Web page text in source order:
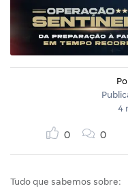
4
0 0
Tudo que sabemos sobre: